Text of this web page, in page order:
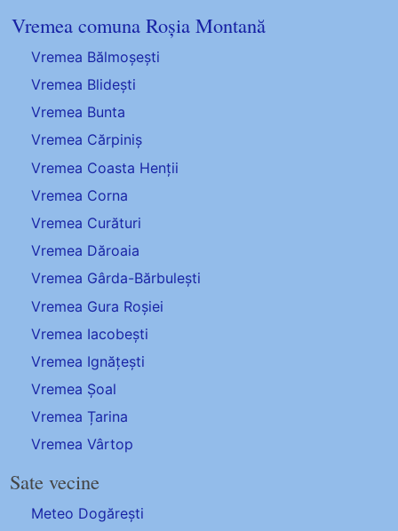
Vremea comuna Roșia Montană
Vremea Bălmoșești
Vremea Blidești
Vremea Bunta
Vremea Cărpiniș
Vremea Coasta Henții
Vremea Corna
Vremea Curături
Vremea Dăroaia
Vremea Gârda-Bărbulești
Vremea Gura Roșiei
Vremea Iacobești
Vremea Ignățești
Vremea Șoal
Vremea Țarina
Vremea Vârtop
Sate vecine
Meteo Dogărești